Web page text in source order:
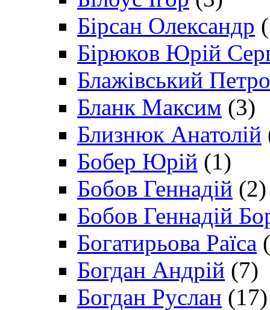
Бірсан Олександр
Бірюков Юрій
Блажівський Петро
Бланк Максим (3)
Близнюк Анатолій
Бобер Юрій (1)
Бобов Геннадій (2)
Бобов Геннадій
Богатирьова Раїса
Богдан Андрій (7)
Богдан Руслан (17)